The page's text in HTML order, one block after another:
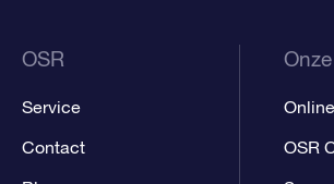
OSR
Service
Contact OSR